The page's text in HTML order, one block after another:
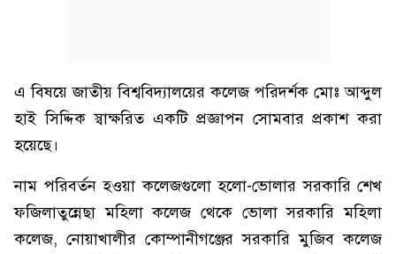
এ বিষয়ে জাতীয় বিশ্ববিদ্যালয়ের কলেজ পরিদর্শক মোঃ আব্দুল
হাই সিদ্দিক স্বাক্ষরিত একটি প্রজ্ঞাপন সোমবার প্রকাশ করা
হয়েছে।
নাম পরিবর্তন হওয়া কলেজগুলো হলো-ভোলার সরকারি শেখ
ফজিলাতুন্নেছা মহিলা কলেজ থেকে ভোলা সরকারি মহিলা
কলেজ, নোয়াখালীর কোম্পানীগঞ্জের সরকারি মুজিব কলেজ